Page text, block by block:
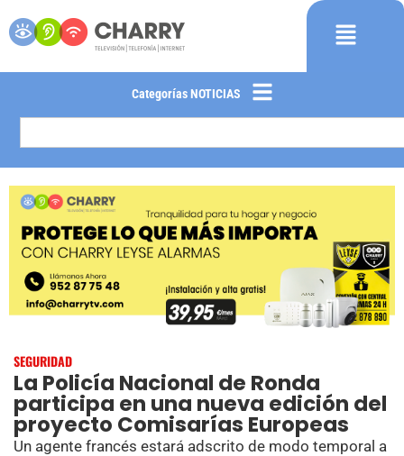
Categorías NOTICIAS
SEGURIDAD
La Policía Nacional de Ronda
participa en una nueva edición del
proyecto Comisarías Europeas
Un agente francés estará adscrito de modo temporal a